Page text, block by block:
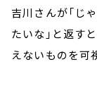
吉川さんが「じ
たいな」と返す
えないものを可